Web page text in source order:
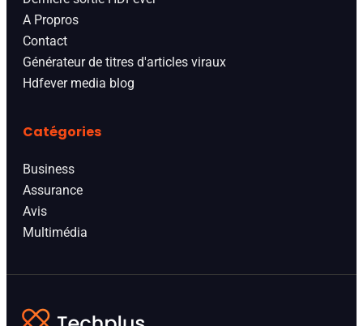
A Propros
Contact
Générateur de titres d'articles viraux
Hdfever media blog
Catégories
Business
Assurance
Avis
Multimédia